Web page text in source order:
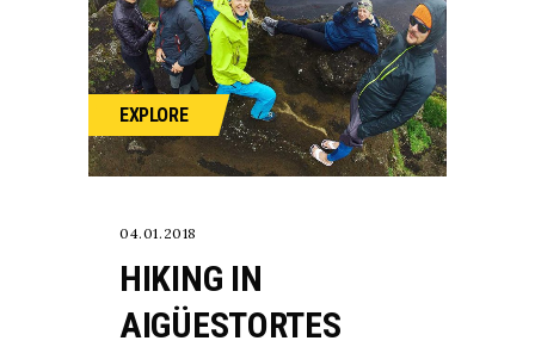
EXPLORE
04.01.2018
HIKING IN
AIGÜESTORTES